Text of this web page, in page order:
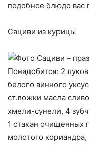
подобное блюдо вас
Сациви из курицы
Понадобится: 2
белого винного
ст.ложки масла
хмели-сунели, 4
1 стакан очищенных
молотого